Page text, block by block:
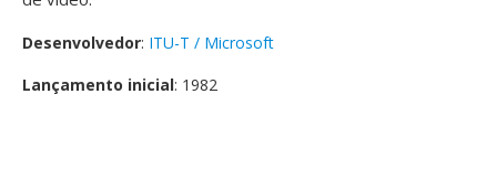
Desenvolvedor: ITU-T / Microsoft
Lançamento inicial: 1982